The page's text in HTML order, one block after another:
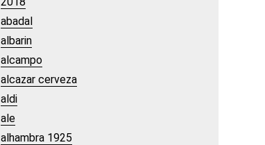
abadal
albarin
alcampo
alcazar cerveza
aldi
ale
alhambra 1925